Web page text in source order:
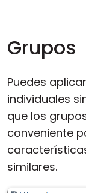
Grupos
Puedes
individuales
que los
conveniente
similares.